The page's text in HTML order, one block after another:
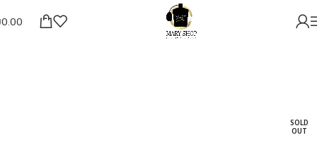
0.00
SOLD
OUT